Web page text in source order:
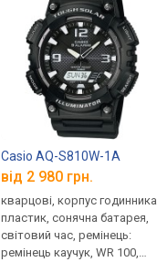
Casio AQ-S810W-1A
від 2 980 грн.
кварцові, корпус годинника
пластик, сонячна батарея,
світовий час, ремінець:
ремінець каучук, WR 100,